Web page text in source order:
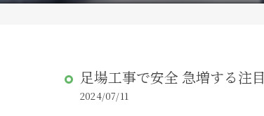
足場工事で安全 急増する注
2024/07/11